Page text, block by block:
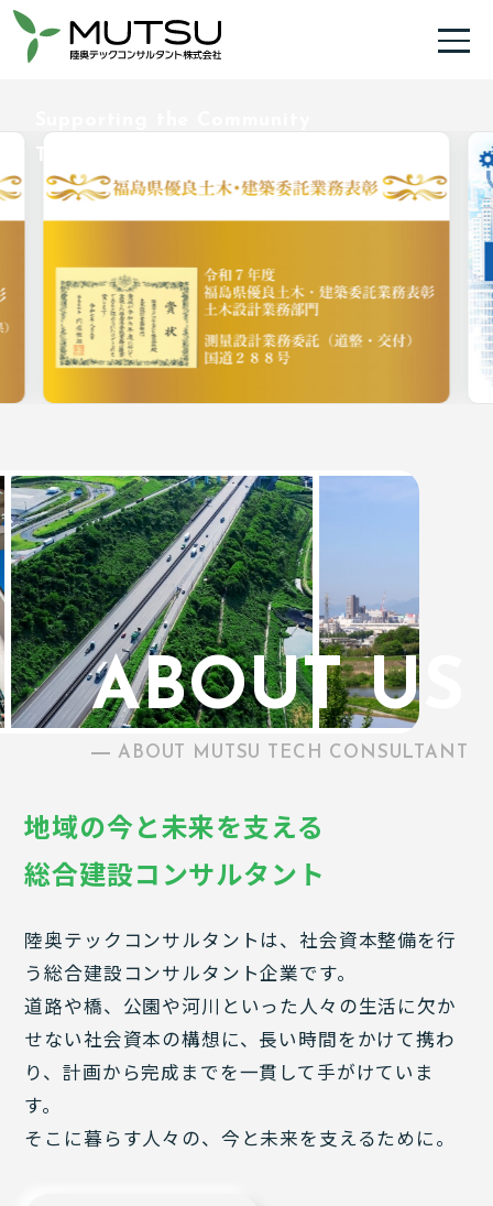
総合建設コンサルタント
ABOUT MUTSU TECH CONSULTANT
地域の今と未来を支える
総合建設コンサルタント
陸奥テックコンサルタントは、社会資本整備を行
う総合建設コンサルタント企業です。
道路や橋、公園や河川といった人々の生活に欠か
せない社会資本の構想に、長い時間をかけて携わ
り、計画から完成までを一貫して手がけていま
す。
そこに暮らす人々の、今と未来を支えるために。